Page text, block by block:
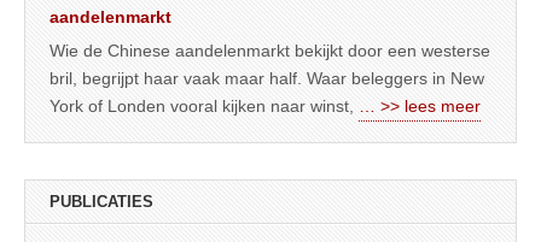
aandelenmarkt
Wie de Chinese aandelenmarkt bekijkt door een westerse
bril, begrijpt haar vaak maar half. Waar beleggers in New
York of Londen vooral kijken naar winst,
… >> lees meer
PUBLICATIES